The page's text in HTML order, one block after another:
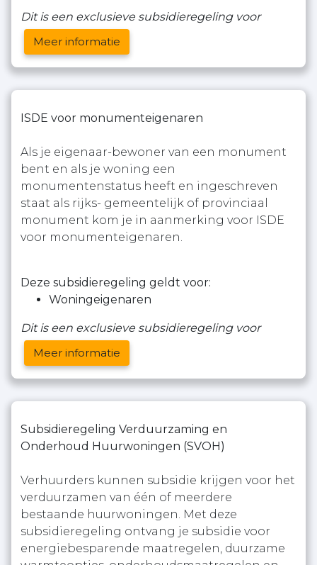
Dit is een exclusieve subsidieregeling voor
Meer informatie
ISDE voor monumenteigenaren
Als je eigenaar-bewoner van een monument
bent en als je woning een
monumentenstatus heeft en ingeschreven
staat als rijks- gemeentelijk of provinciaal
monument kom je in aanmerking voor ISDE
voor monumenteigenaren.
Deze subsidieregeling geldt voor:
Woningeigenaren
Dit is een exclusieve subsidieregeling voor
Meer informatie
Subsidieregeling Verduurzaming en
Onderhoud Huurwoningen (SVOH)
Verhuurders kunnen subsidie krijgen voor het
verduurzamen van één of meerdere
bestaande huurwoningen. Met deze
subsidieregeling ontvang je subsidie voor
energiebesparende maatregelen, duurzame